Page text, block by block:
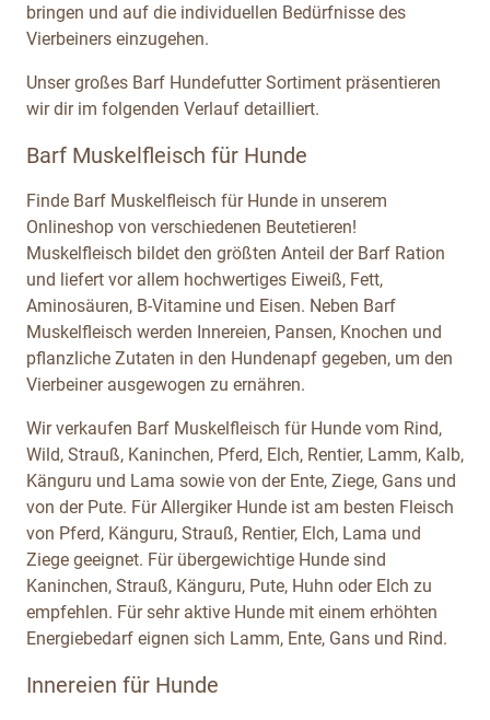
bringen und auf die individuellen Bedürfnisse des
Vierbeiners einzugehen.
Unser großes Barf Hundefutter Sortiment präsentieren
wir dir im folgenden Verlauf detailliert.
Barf Muskelfleisch für Hunde
Finde Barf Muskelfleisch für Hunde in unserem
Onlineshop von verschiedenen Beutetieren!
Muskelfleisch bildet den größten Anteil der Barf Ration
und liefert vor allem hochwertiges Eiweiß, Fett,
Aminosäuren, B-Vitamine und Eisen. Neben Barf
Muskelfleisch werden Innereien, Pansen, Knochen und
pflanzliche Zutaten in den Hundenapf gegeben, um den
Vierbeiner ausgewogen zu ernähren.
Wir verkaufen Barf Muskelfleisch für Hunde vom Rind,
Wild, Strauß, Kaninchen, Pferd, Elch, Rentier, Lamm, Kalb,
Känguru und Lama sowie von der Ente, Ziege, Gans und
von der Pute. Für Allergiker Hunde ist am besten Fleisch
von Pferd, Känguru, Strauß, Rentier, Elch, Lama und
Ziege geeignet. Für übergewichtige Hunde sind
Kaninchen, Strauß, Känguru, Pute, Huhn oder Elch zu
empfehlen. Für sehr aktive Hunde mit einem erhöhten
Energiebedarf eignen sich Lamm, Ente, Gans und Rind.
Innereien für Hunde